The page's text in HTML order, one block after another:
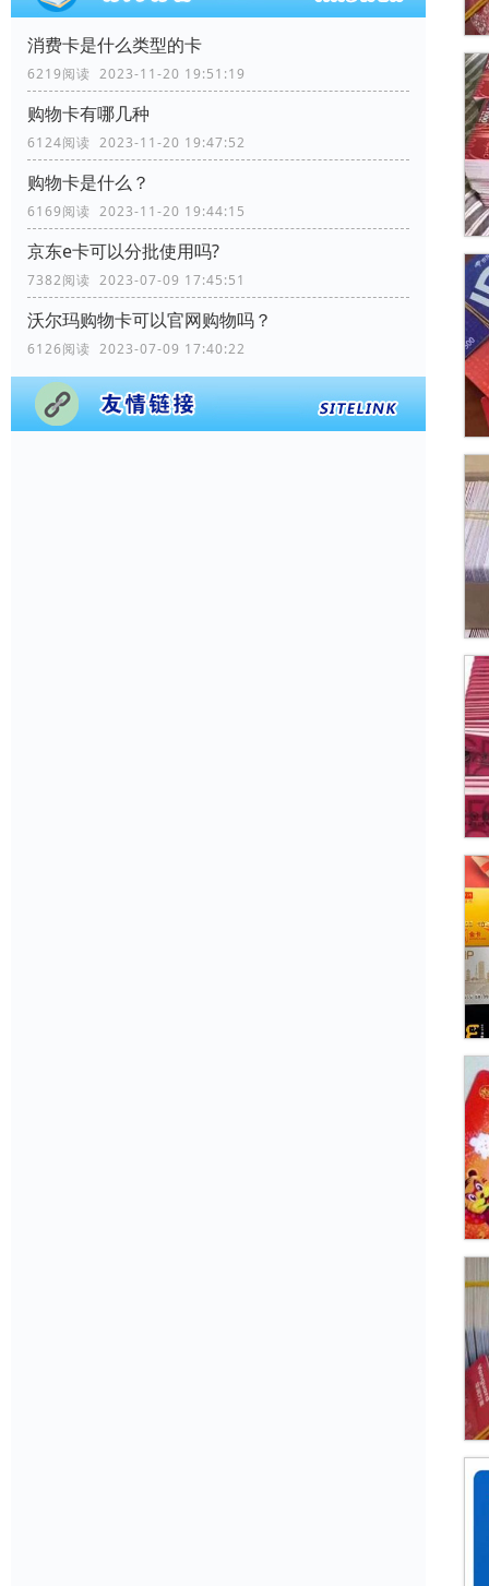
消费卡是什么类型的卡
6219阅读 2023-11-20 19:51:19
购物卡有哪几种
6124阅读 2023-11-20 19:47:52
购物卡是什么？
6169阅读 2023-11-20 19:44:15
京东e卡可以分批使用吗?
7382阅读 2023-07-09 17:45:51
沃尔玛购物卡可以官网购物吗？
6126阅读 2023-07-09 17:40:22